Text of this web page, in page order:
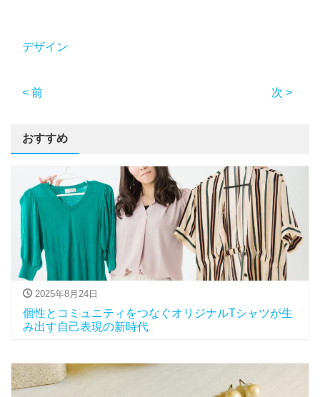
デザイン
< 前 次 >
おすすめ
2025年8月24日
個性とコミュニティをつなぐオリジナルTシャツが生
み出す自己表現の新時代